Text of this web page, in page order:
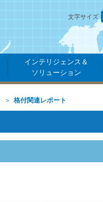
文字サイズ
インテリジェンス＆
ソリューション
格付関連レポート